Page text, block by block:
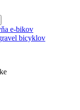
e-bikov
bicyklov